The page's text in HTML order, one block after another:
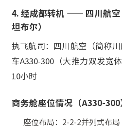
4. 经成都转机 —— 四川航
坦布尔）
执飞航司：四川航空（简称
车A330-300（大推力双发宽
10小时
商务舱座位情况（A330-300
座位布局：2-2-2并列式布